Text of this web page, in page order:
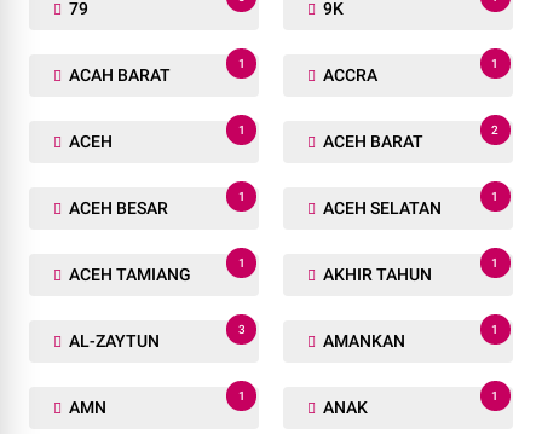
79 9K
ACAH BARAT
1
ACCRA
1
ACEH
1
ACEH BARAT
2
ACEH BESAR
1
ACEH SELATAN
1
ACEH TAMIANG
1
AKHIR TAHUN
1
AL-ZAYTUN
3
AMANKAN
1
AMN
1
ANAK
1